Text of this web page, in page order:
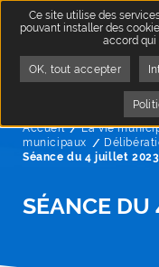
Accueil La vie
municipaux
Séance du 4 juillet 2023
SÉANCE
Ce site utilise des
pouvant installer des
accord qui
OK, tout accepter